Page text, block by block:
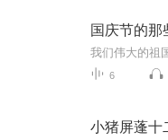
国庆节的那
6